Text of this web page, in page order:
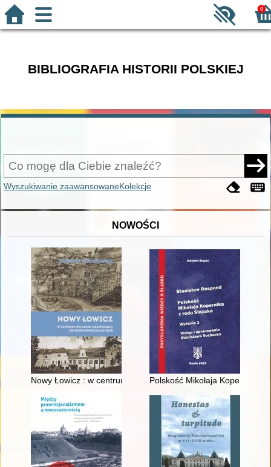
0
BIBLIOGRAFIA HISTORII POLSKIEJ
Wyszukiwanie zaawansowaneKolekcje
NOWOŚCI
Nowy Łowicz : w centrum poligonu drawskiego od
Polskość Mikołaja Kopernika z